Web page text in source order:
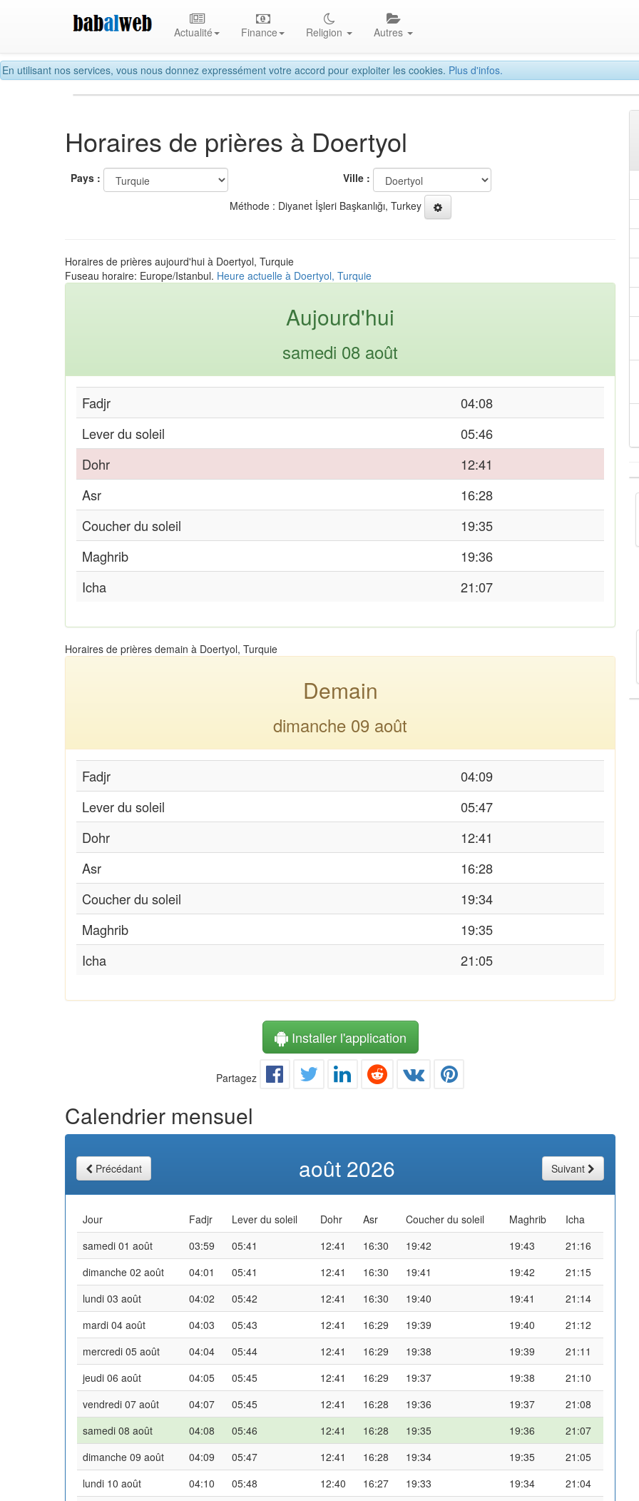
En utilisant nos services, vous nous donnez expressément votre accord pour exploiter les cookies. Plus d'infos.
Actualité Finance Religion Autres
Horaires de prières à Doertyol
Pays :
Ville :
Méthode : Diyanet İşleri Başkanlığı, Turkey
Horaires de prières aujourd'hui à Doertyol, Turquie
Fuseau horaire: Europe/Istanbul. Heure actuelle à Doertyol, Turquie
Aujourd'hui
samedi 08 août
Fadjr
04:08
Lever du soleil
05:46
Dohr
12:41
Asr
16:28
Coucher du soleil
19:35
Maghrib
19:36
Icha
21:07
Horaires de prières demain à Doertyol, Turquie
Demain
dimanche 09 août
Fadjr
04:09
Lever du soleil
05:47
Dohr
12:41
Asr
16:28
Coucher du soleil
19:34
Maghrib
19:35
Icha
21:05
Installer l'application
Partagez
Calendrier mensuel
Précédant août 2026 Suivant
Jour Fadjr Lever du soleil Dohr Asr Coucher du soleil Maghrib
Icha
samedi 01 août
03:59 05:41 12:41 16:30 19:42 19:43
21:16
dimanche 02 août
04:01 05:41 12:41 16:30 19:41 19:42
21:15
lundi 03 août
04:02 05:42 12:41 16:30 19:40 19:41
21:14
mardi 04 août
04:03 05:43 12:41 16:29 19:39 19:40
21:12
mercredi 05 août
04:04 05:44 12:41 16:29 19:38 19:39
21:11
jeudi 06 août
04:05 05:45 12:41 16:29 19:37 19:38
21:10
vendredi 07 août
04:07 05:45 12:41 16:28 19:36 19:37
21:08
samedi 08 août
04:08 05:46 12:41 16:28 19:35 19:36
21:07
dimanche 09 août
04:09 05:47 12:41 16:28 19:34 19:35
21:05
lundi 10 août
04:10 05:48 12:40 16:27 19:33 19:34
21:04